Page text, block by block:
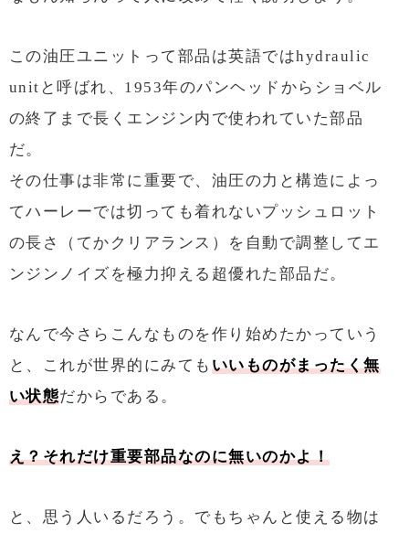
この油圧ユニットって部品は英語ではhydraulic
unitと呼ばれ、1953年のパンヘッドからショベル
の終了まで長くエンジン内で使われていた部品
だ。
その仕事は非常に重要で、油圧の力と構造によっ
てハーレーでは切っても着れないプッシュロット
の長さ（てかクリアランス）を自動で調整してエ
ンジンノイズを極力抑える超優れた部品だ。
なんで今さらこんなものを作り始めたかっていう
と、これが世界的にみても いいものがまったく無
い状態だからである。
え？それだけ重要部品なのに無いのかよ！
と、思う人いるだろう。でもちゃんと使える物は